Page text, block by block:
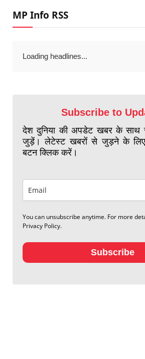
MP Info RSS
Loading headlines...
Subscribe to
देश दुनिया की अपडेट खबर के साथ
जुड़ें। लेटेस्ट खबरों से जुड़ने के
बटन क्लिक करें।
You can unsubscribe anytime. For more
Privacy Policy.
Subscribe